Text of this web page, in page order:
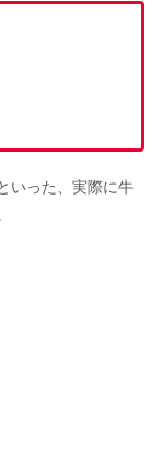
いった、実際に牛